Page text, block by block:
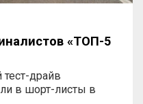
«ТОП-5
драйв
в шорт-листы в